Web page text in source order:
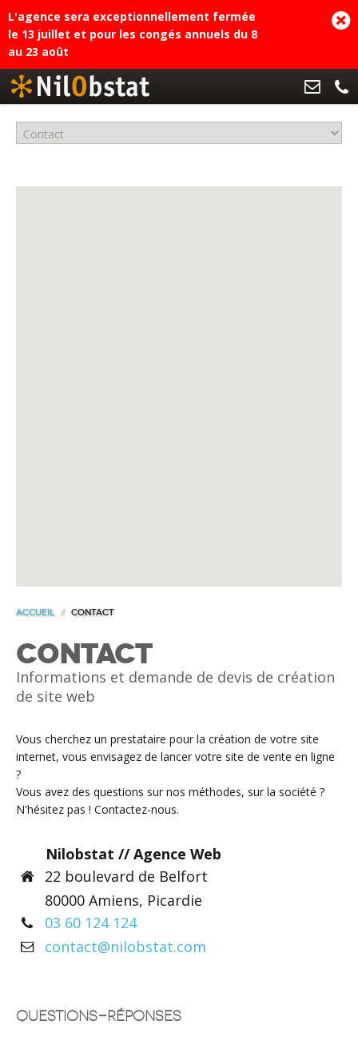
L'agence sera exceptionnellement fermée
le 13 juillet et pour les congés annuels du 8
au 23 août
Accueil / Contact
Contact
Informations et demande de devis de création
de site web
Vous cherchez un prestataire pour la création de votre site
internet, vous envisagez de lancer votre site de vente en ligne
?
Vous avez des questions sur nos méthodes, sur la société ?
N'hésitez pas ! Contactez-nous.
Nilobstat // Agence Web
22 boulevard de Belfort
80000 Amiens, Picardie
03 60 124 124
contact@nilobstat.com
Questions-Réponses